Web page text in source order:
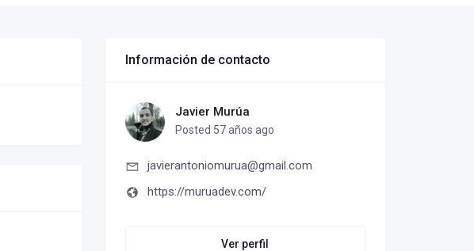
Información de contacto
Javier Murúa
Posted 57 años ago
javierantoniomurua@gmail.com
https://muruadev.com/
Ver perfil